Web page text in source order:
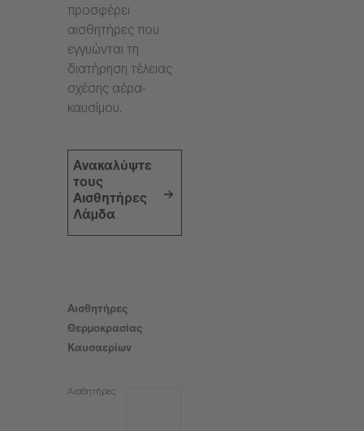
προσφέρει
αισθητήρες που
εγγυώνται τη
διατήρηση τέλειας
σχέσης αέρα-
καυσίμου.
Ανακαλύψτε
τους
Αισθητήρες
Λάμδα
Αισθητήρες
Θερμοκρασίας
Καυσαερίων
Αισθητήρες